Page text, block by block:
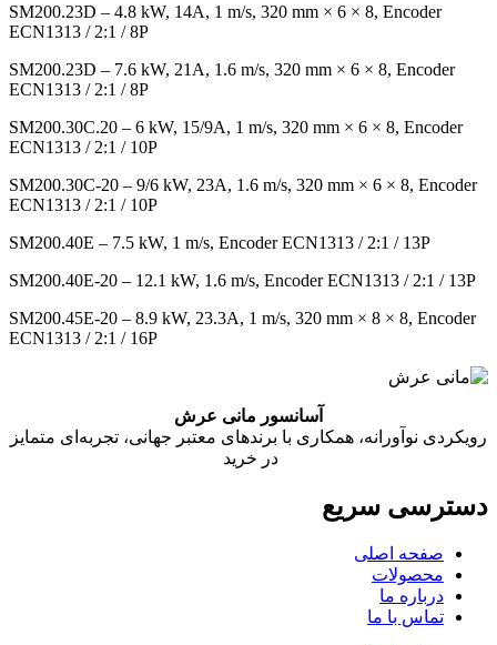
SM200.23D – 4.8 kW, 14A, 1 m/s, 320 mm × 6 × 8, Encoder
ECN1313 / 2:1 / 8P
SM200.23D – 7.6 kW, 21A, 1.6 m/s, 320 mm × 6 × 8, Encoder
ECN1313 / 2:1 / 8P
SM200.30C.20 – 6 kW, 15/9A, 1 m/s, 320 mm × 6 × 8, Encoder
ECN1313 / 2:1 / 10P
SM200.30C-20 – 9/6 kW, 23A, 1.6 m/s, 320 mm × 6 × 8, Encoder
ECN1313 / 2:1 / 10P
SM200.40E – 7.5 kW, 1 m/s, Encoder ECN1313 / 2:1 / 13P
SM200.40E-20 – 12.1 kW, 1.6 m/s, Encoder ECN1313 / 2:1 / 13P
SM200.45E-20 – 8.9 kW, 23.3A, 1 m/s, 320 mm × 8 × 8, Encoder
ECN1313 / 2:1 / 16P
آسانسور مانی عرش
رویکردی نوآورانه، همکاری با برندهای معتبر جهانی، تجربه‌ای متمایز
در خرید
دسترسی سریع
صفحه اصلی
محصولات
درباره ما
تماس با ما